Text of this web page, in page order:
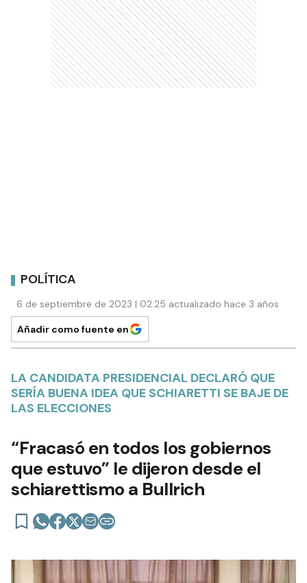
POLÍTICA
6 de septiembre de 2023 | 02:25 actualizado hace 3 años
Añadir como fuente en
LA CANDIDATA PRESIDENCIAL DECLARÓ QUE
SERÍA BUENA IDEA QUE SCHIARETTI SE BAJE DE
LAS ELECCIONES
“Fracasó en todos los gobiernos
que estuvo” le dijeron desde el
schiarettismo a Bullrich